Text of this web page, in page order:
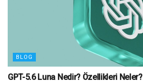
BLOG
GPT-5.6 Luna Nedir? Özellikleri Neler?